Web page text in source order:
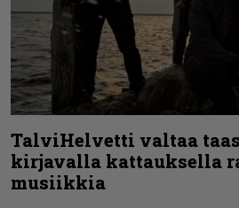
TalviHelvetti valtaa
kirjavalla kattauksella
musiikkia